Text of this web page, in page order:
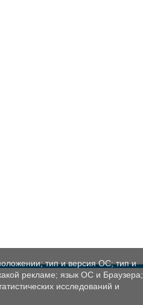
тип и версия ОС; тип и
рекламе; язык ОС и Браузера;
исследований и